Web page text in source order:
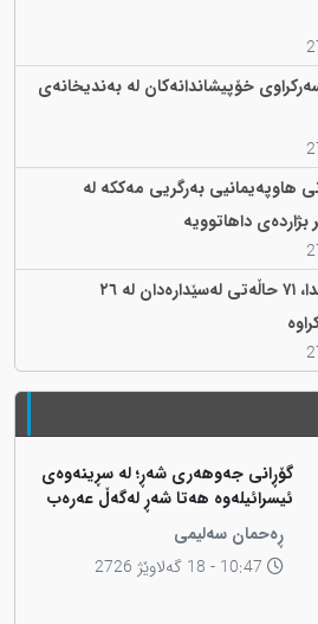
لە ١٥٠ دەسبەسەرکراوی خۆپیشاندانەکان لە بەندیخانەی
هاوپەیمانیی بەرگریی مەککە لە
بژاردەی داهاتوویە
کوردپا: لە مانگی ٧ی زایینیدا، ٧١ حاڵەتی لەسێدارەدان لە ٢٦
گۆڕانی جەوهەری شەڕ؛ لە سڕینەوەی
ئیسرائیلەوە هەتا شەڕ لەگەڵ عەرەب
ڕەحمان سەلیمی